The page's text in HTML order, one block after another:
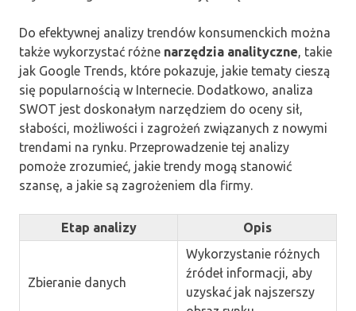
Do efektywnej analizy trendów konsumenckich można
także wykorzystać różne narzędzia analityczne , takie
jak Google Trends, które pokazuje, jakie tematy cieszą
się popularnością w Internecie. Dodatkowo, analiza
SWOT jest doskonałym narzędziem do oceny sił,
słabości, możliwości i zagrożeń związanych z nowymi
trendami na rynku. Przeprowadzenie tej analizy
pomoże zrozumieć, jakie trendy mogą stanowić
szansę, a jakie są zagrożeniem dla firmy.
Etap analizy Opis
Zbieranie danych
Wykorzystanie różnych
źródeł informacji, aby
uzyskać jak najszerszy